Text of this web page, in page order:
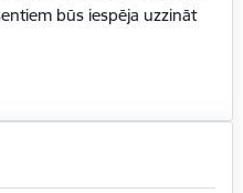
būs iespēja uzzināt